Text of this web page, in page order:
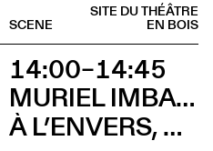
SITE DU THÉÂTRE
EN BOIS
SCENE
14:00–14:45
MURIEL IMBACH, COMPAGNIE LA BOCCA DELLA LUNA
À L’ENVERS, À L’ENDROIT (Sieste musicale)